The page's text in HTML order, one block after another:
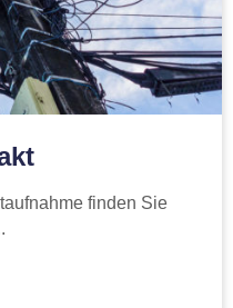
finden Sie